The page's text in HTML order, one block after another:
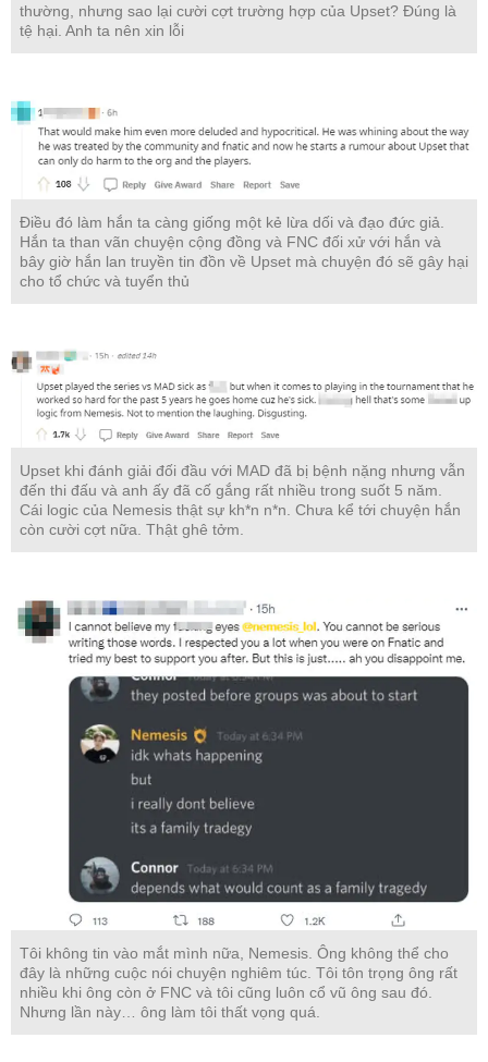
thường, nhưng sao lại cười cợt trường hợp của Upset? Đúng là
tệ hại. Anh ta nên xin lỗi
Điều đó làm hắn ta càng giống một kẻ lừa dối và đạo đức giả.
Hắn ta than vãn chuyện cộng đồng và FNC đối xử với hắn và
bây giờ hắn lan truyền tin đồn về Upset mà chuyện đó sẽ gây hại
cho tổ chức và tuyển thủ
Upset khi đánh giải đối đầu với MAD đã bị bệnh nặng nhưng vẫn
đến thi đấu và anh ấy đã cố gắng rất nhiều trong suốt 5 năm.
Cái logic của Nemesis thật sự kh*n n*n. Chưa kể tới chuyện hắn
còn cười cợt nữa. Thật ghê tởm.
Tôi không tin vào mắt mình nữa, Nemesis. Ông không thể cho
đây là những cuộc nói chuyện nghiêm túc. Tôi tôn trọng ông rất
nhiều khi ông còn ở FNC và tôi cũng luôn cổ vũ ông sau đó.
Nhưng lần này… ông làm tôi thất vọng quá.